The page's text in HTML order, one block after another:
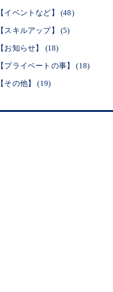
【イベントなど】(48)
【スキルアップ】(5)
【お知らせ】 (18)
【プライベートの事】(18)
【その他】(19)